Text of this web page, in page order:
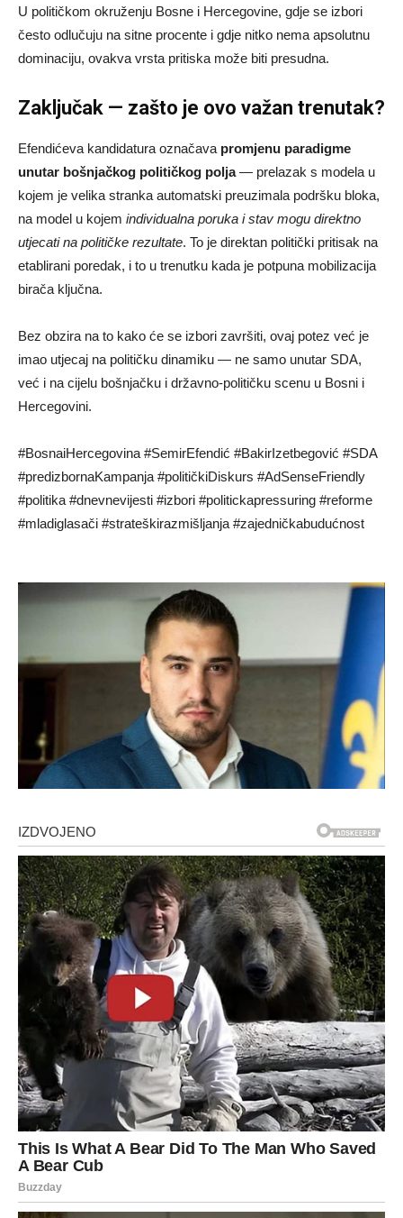
U političkom okruženju Bosne i Hercegovine, gdje se izbori
često odlučuju na sitne procente i gdje nitko nema apsolutnu
dominaciju, ovakva vrsta pritiska može biti presudna.
Zaključak — zašto je ovo važan trenutak?
Efendićeva kandidatura označava promjenu paradigme
unutar bošnjačkog političkog polja— prelazak s modela u
kojem je velika stranka automatski preuzimala podršku bloka,
na model u kojem individualna poruka i stav mogu direktno
utjecati na političke rezultate. To je direktan politički pritisak na
etablirani poredak, i to u trenutku kada je potpuna mobilizacija
birača ključna.
Bez obzira na to kako će se izbori završiti, ovaj potez već je
imao utjecaj na političku dinamiku — ne samo unutar SDA,
već i na cijelu bošnjačku i državno-političku scenu u Bosni i
Hercegovini.
#BosnaiHercegovina #SemirEfendić #BakirIzetbegović #SDA
#predizbornaKampanja #političkiDiskurs #AdSenseFriendly
#politika #dnevnevijesti #izbori #politickapressuring #reforme
#mladiglasači #strateškirazmišljanja #zajedničkabudućnost